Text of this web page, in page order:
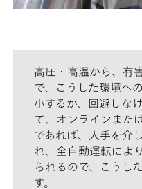
高圧・高温から、有
で、こうした環境へ
小するか、回避しな
て、オンラインまた
であれば、人手を介
れ、全自動運転によ
られるので、こうし
す。